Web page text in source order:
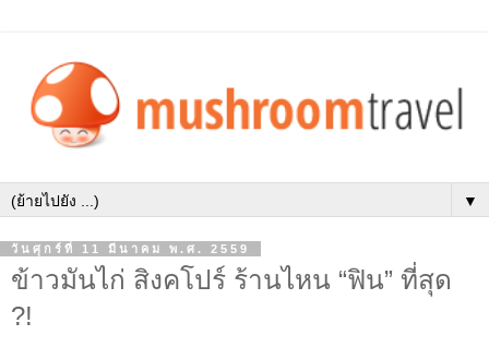
▼
วันศุกร์ที่ 11 มีนาคม พ.ศ. 2559
ข้าวมันไก่ สิงคโปร์ ร้านไหน “ฟิน” ที่สุด
?!